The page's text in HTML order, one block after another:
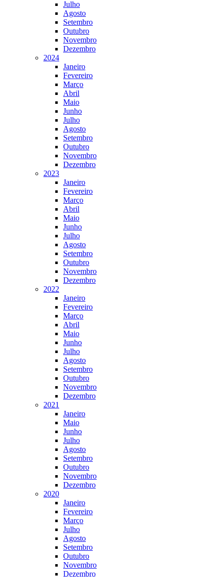
Julho
Agosto
Setembro
Outubro
Novembro
Dezembro
2024
Janeiro
Fevereiro
Março
Abril
Maio
Junho
Julho
Agosto
Setembro
Outubro
Novembro
Dezembro
2023
Janeiro
Fevereiro
Março
Abril
Maio
Junho
Julho
Agosto
Setembro
Outubro
Novembro
Dezembro
2022
Janeiro
Fevereiro
Março
Abril
Maio
Junho
Julho
Agosto
Setembro
Outubro
Novembro
Dezembro
2021
Janeiro
Maio
Junho
Julho
Agosto
Setembro
Outubro
Novembro
Dezembro
2020
Janeiro
Fevereiro
Março
Julho
Agosto
Setembro
Outubro
Novembro
Dezembro